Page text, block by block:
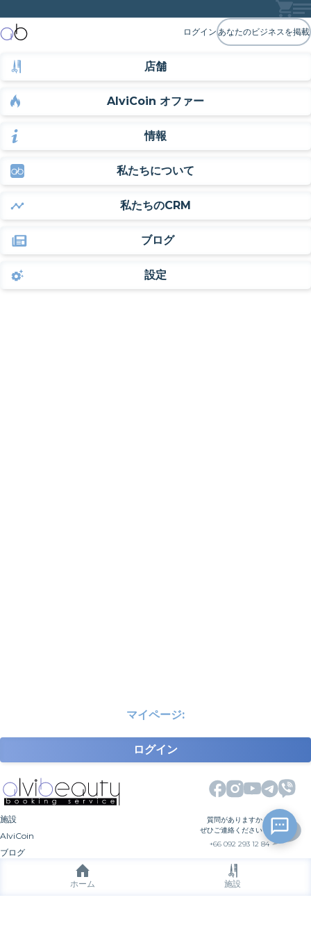
ホーム 施設
ログイン あなたのビジネスを掲載
店舗
AlviCoin オファー
情報
私たちについて
私たちのCRM
ブログ
設定
マイページ:
ログイン
施設
AlviCoin
ブログ
質問がありますか？
ぜひご連絡ください！
+66 092 293 12 84